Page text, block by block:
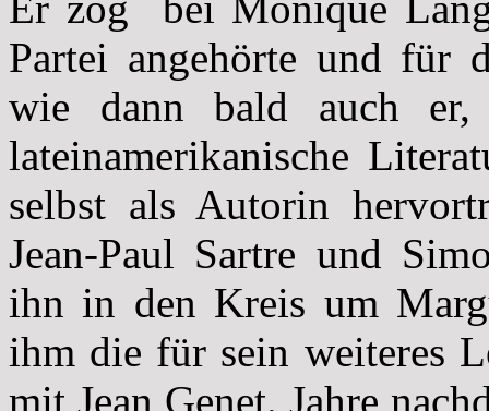
Partei angehörte und für
wie dann bald auch
lateinamerikanische
selbst als Autorin
Jean-Paul Sartre und
ihn in den Kreis um
ihm die für sein weiteres
mit Jean Genet. Jahre